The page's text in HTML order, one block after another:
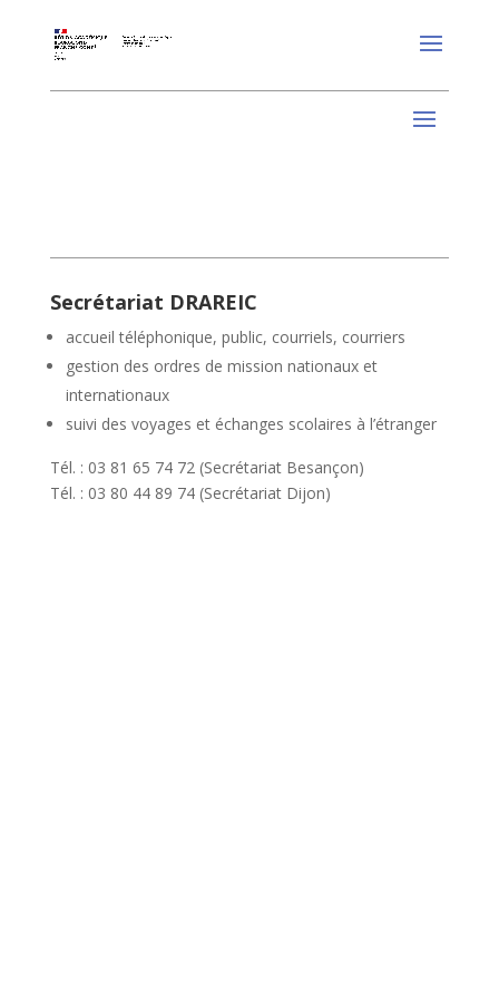
Secrétariat DRAREIC
accueil téléphonique, public, courriels, courriers
gestion des ordres de mission nationaux et
internationaux
suivi des voyages et échanges scolaires à l’étranger
Tél. : 03 81 65 74 72 (Secrétariat Besançon)
Tél. : 03 80 44 89 74 (Secrétariat Dijon)